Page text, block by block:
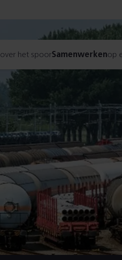
over het spoorSamenwerkenop